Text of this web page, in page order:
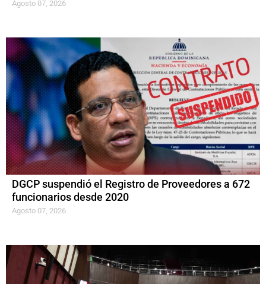
Agosto 07, 2026
DGCP suspendió el Registro de Proveedores a 672
funcionarios desde 2020
Agosto 07, 2026